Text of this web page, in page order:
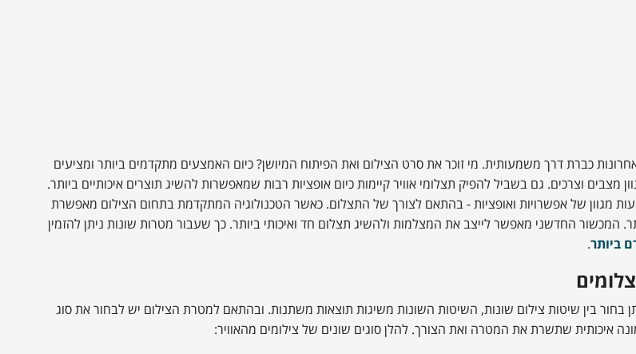
כברת דרך משמעותית. מי זוכר את סרט הצילום ואת הפיתוח המיושן? כיום האמצעים מתקדמים ביותר ומציעים
מצבים וצרכים. גם בשביל להפיק תצלומי אוויר קיימות כיום אופציות רבות שמאפשרות להשיג תוצרים איכותיים ביותר.
מגוון של אפשרויות ואופציות - בהתאם לצורך של התצלום. כאשר הטכנולוגיה המתקדמת בתחום הצילום מאפשרת
המכשור החדשני מאפשר לייצב את המצלמות ולהשיג תצלום חד ואיכותי ביותר. כך שעבור מטרות שונות ניתן להזמין
ביותר.
בחור בין שיטות צילום שונות, השיטות השונות משיגות תוצאות משתנות. ובהתאם למטרת הצילום יש לבחור את סוג
איכותית שתשרת את המטרה ואת הצורך. להלן סוגים שונים של צילומים מהאוויר: